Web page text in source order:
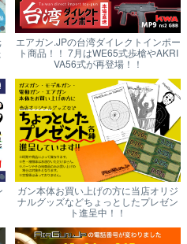
エアガン.JPの台湾ダイレクトインポー
ト商品！！ 7月はWE65式歩槍やAKRI
VA56式が再登場！！
ガン本体お買い上げの方に当店オリジ
ナルグッズなどちょっとしたプレゼン
ト進呈中！！